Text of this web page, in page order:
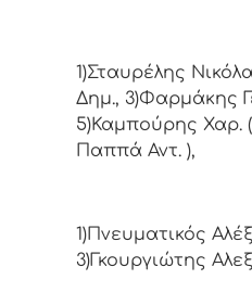
1)Σταυρέλης
Δημ., 3)Φαρμάκης
5)Καμπούρης Χαρ.
Παππά Αντ. ),
1)Πνευματικός
3)Γκουργιώτης